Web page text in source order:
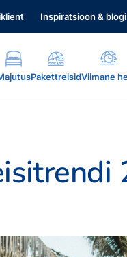
Inspiratsioon & blogi
PakettreisidViimane